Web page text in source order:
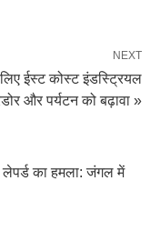
NEXT
ईस्ट कोस्ट इंडस्ट्रियल
और पर्यटन को बढ़ावा »
का हमला: जंगल में